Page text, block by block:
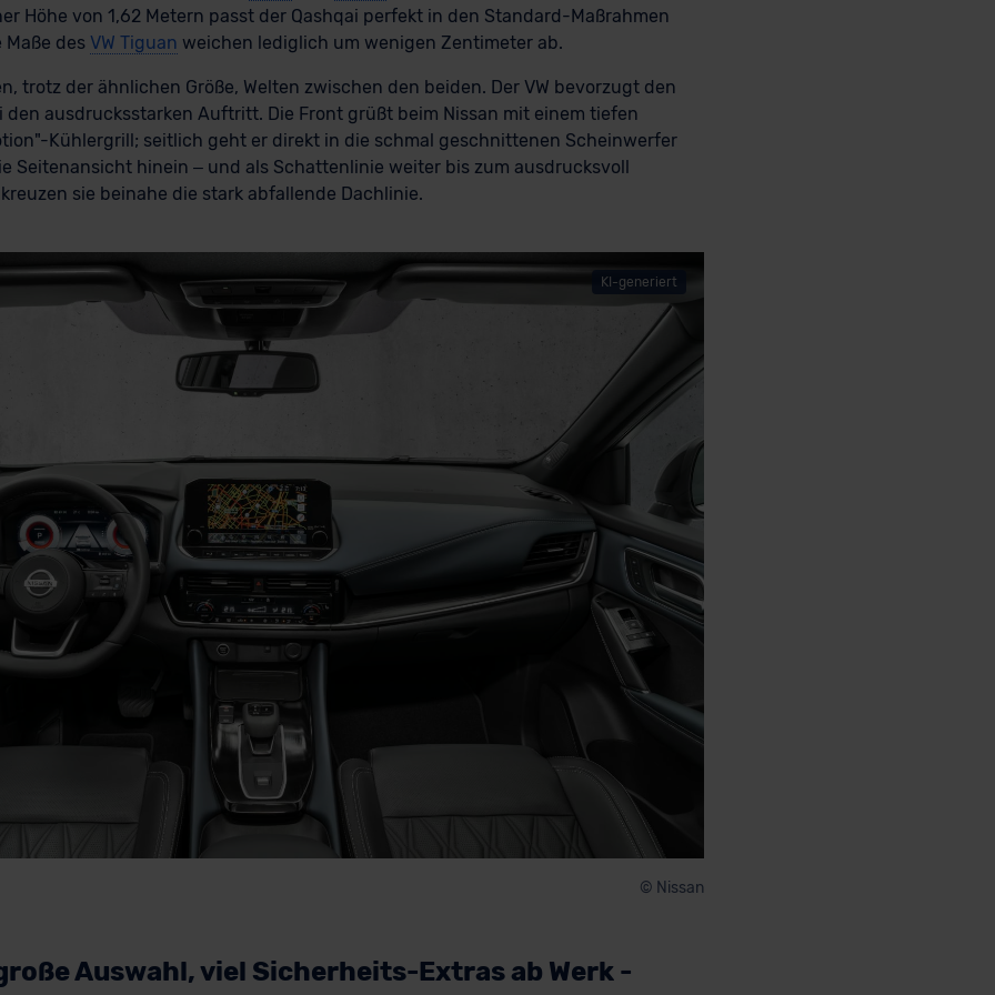
Höhe von 1,62 Metern passt der Qashqai perfekt in den Standard-Maßrahmen
Maße des VW Tiguan weichen lediglich um wenigen Zentimeter ab.
trotz der ähnlichen Größe, Welten zwischen den beiden. Der VW bevorzugt den
den ausdrucksstarken Auftritt. Die Front grüßt beim Nissan mit einem tiefen
Kühlergrill; seitlich geht er direkt in die schmal geschnittenen Scheinwerfer
Seitenansicht hinein – und als Schattenlinie weiter bis zum ausdrucksvoll
sie beinahe die stark abfallende Dachlinie.
KI-generiert
© Nissan
Auswahl, viel Sicherheits-Extras ab Werk -